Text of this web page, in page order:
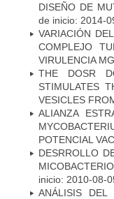
DISEÑO DE
de inicio: 2014-
VARIACIÓN
COMPLEJO
VIRULENCIA
THE DOSR
STIMULATES
VESICLES
ALIANZA
POTENCIAL
DESRROLLO
inicio: 2010-08-
ANÁLISIS DEL